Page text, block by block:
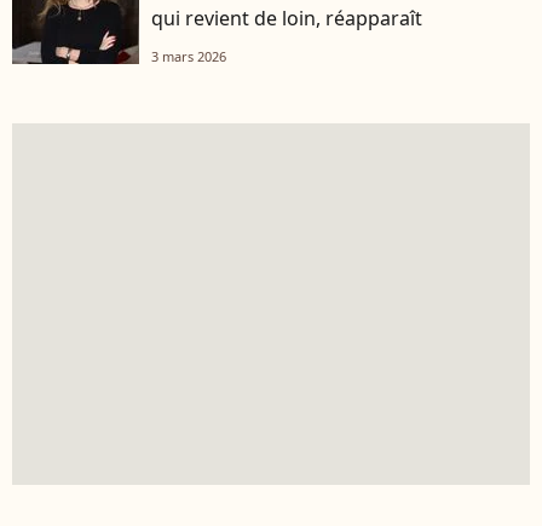
qui revient de loin, réapparaît
3 mars 2026